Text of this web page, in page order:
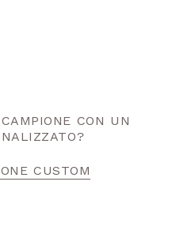
TUO ORDINE
CON UN
CUSTOM